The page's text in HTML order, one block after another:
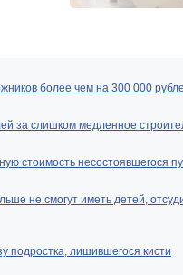
более чем на 300 000
за слишком медленное
стоимость несостоявшегося
не смогут иметь детей,
подростка, лишившегося кисти